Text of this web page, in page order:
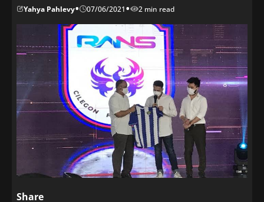
Yahya Pahlevy• 07/06/2021• 2 min read
Share